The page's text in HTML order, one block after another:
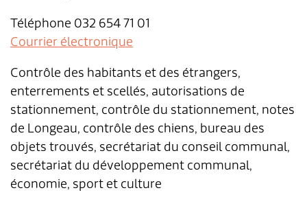
Téléphone 032 654 71 01
Courrier électronique
Contrôle des habitants et des étrangers,
enterrements et scellés, autorisations de
stationnement, contrôle du stationnement, notes
de Longeau, contrôle des chiens, bureau des
objets trouvés, secrétariat du conseil communal,
secrétariat du développement communal,
économie, sport et culture